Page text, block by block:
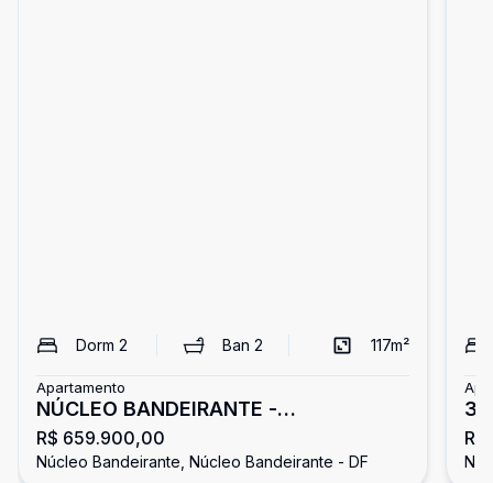
Dorm 2 Ban2 117m²
Apartamento
NÚCLEO BANDEIRANTE -
APARTAMENTO TÉRREO 2 QUARTOS
SENDO 1 SUÍTE REFORMADO ACEITA
R$ 659.900,00
Núcleo Bandeirante, Núcleo Bandeirante - DF
-